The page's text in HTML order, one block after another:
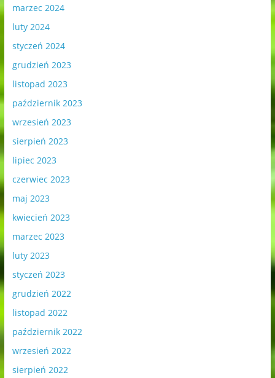
marzec 2024
luty 2024
styczeń 2024
grudzień 2023
listopad 2023
październik 2023
wrzesień 2023
sierpień 2023
lipiec 2023
czerwiec 2023
maj 2023
kwiecień 2023
marzec 2023
luty 2023
styczeń 2023
grudzień 2022
listopad 2022
październik 2022
wrzesień 2022
sierpień 2022